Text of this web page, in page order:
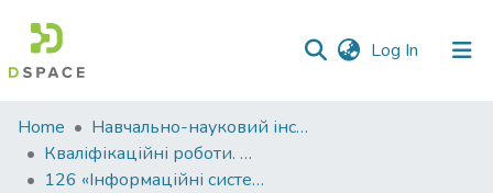
Log In (current)
Communities
&
Collections
Home
Навчально-науковий інститут економіки, управління, права та інформаційних технологій
Кваліфікаційні роботи. ННІ економіки, управління, права та ІТ
126 «Інформаційні системи та технології» - Бакалаври 2024-2025